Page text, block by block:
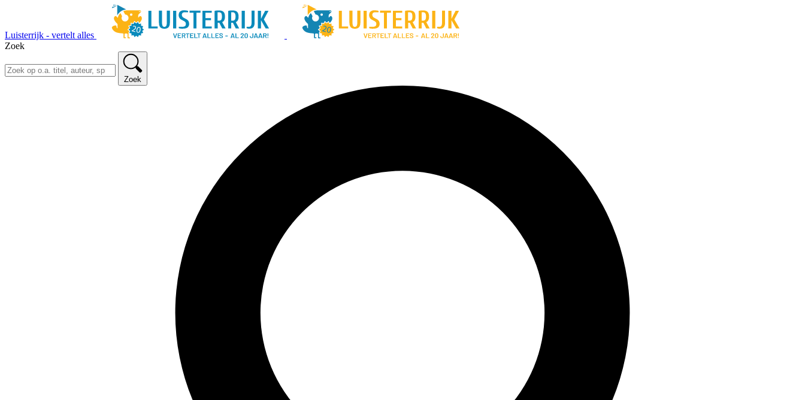
Luisterrijk - vertelt alles
Zoek
Zoek